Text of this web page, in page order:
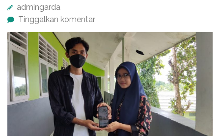
admingarda
Tinggalkan komentar